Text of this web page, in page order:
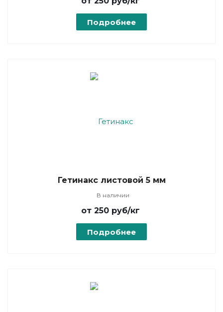
Подробнее
Гетинакс листовой 5 мм
В наличии
от 250 руб/кг
Подробнее